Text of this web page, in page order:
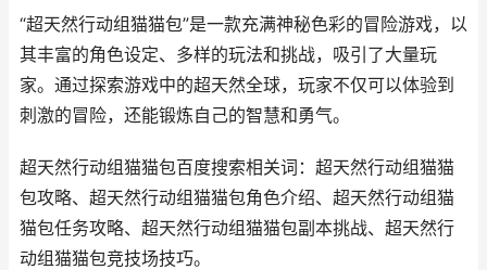
“超天然行动组猫猫包”是一款充满神秘色彩的冒险游戏，以
其丰富的角色设定、多样的玩法和挑战，吸引了大量玩
家。通过探索游戏中的超天然全球，玩家不仅可以体验到
刺激的冒险，还能锻炼自己的智慧和勇气。
超天然行动组猫猫包百度搜索相关词：超天然行动组猫猫
包攻略、超天然行动组猫猫包角色介绍、超天然行动组猫
猫包任务攻略、超天然行动组猫猫包副本挑战、超天然行
动组猫猫包竞技场技巧。